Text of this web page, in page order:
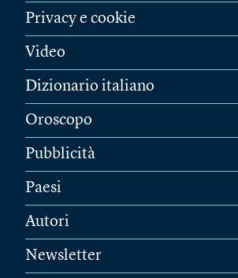
Privacy e cookie
Video
Dizionario italiano
Oroscopo
Pubblicità
Paesi
Autori
Newsletter